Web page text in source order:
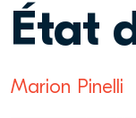
État
Marion Pinelli